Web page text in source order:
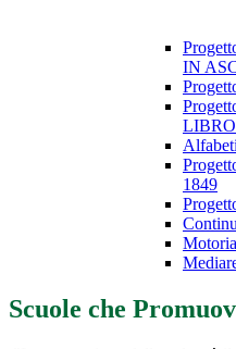
IN
1849
Motoria
Scuole che